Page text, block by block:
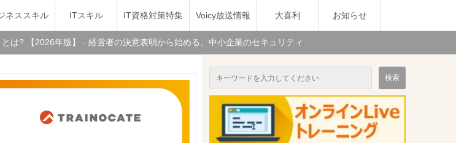
ネススキル ITスキル IT資格対策特集 Voicy放送情報 大喜利 お知らせ
は? 【2026年版】 - 経営者の決意表明から始める、中小企業のセキュリティ